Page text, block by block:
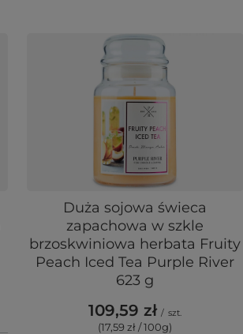
Duża sojowa świeca
zapachowa w szkle
brzoskwiniowa herbata Fruity
Peach Iced Tea Purple River
623 g
109,59 zł / szt.
(17,59 zł / 100g)